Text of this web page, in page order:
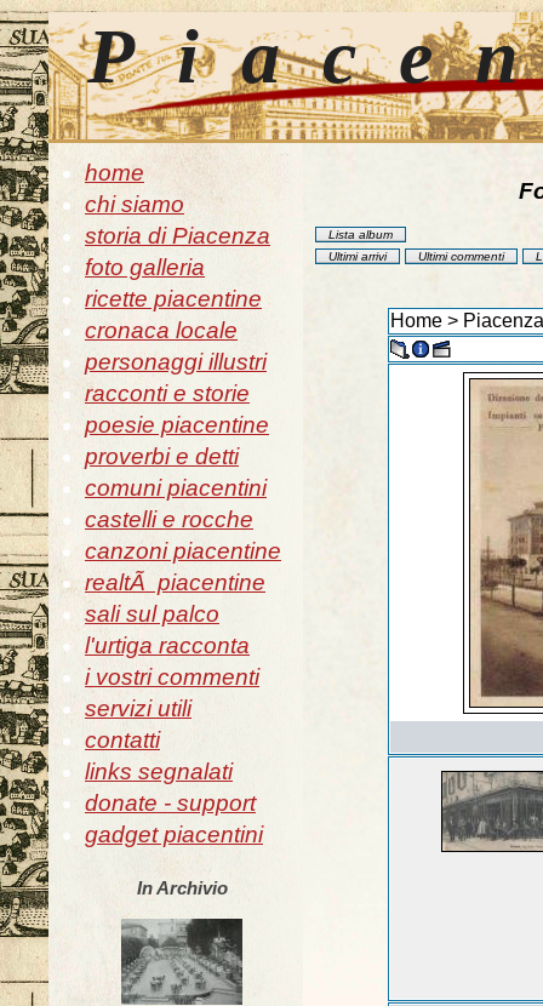
home
chi siamo
storia di Piacenza
foto galleria
ricette piacentine
cronaca locale
personaggi illustri
racconti e storie
poesie piacentine
proverbi e detti
comuni piacentini
castelli e rocche
canzoni piacentine
realtÃ piacentine
sali sul palco
l'urtiga racconta
i vostri commenti
servizi utili
contatti
links segnalati
donate - support
gadget piacentini
In Archivio
Lista album
Ultimi arrivi
Ultimi commenti
Home >